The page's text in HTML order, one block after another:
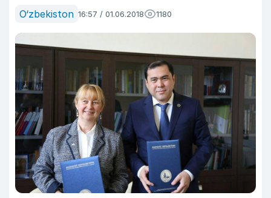
O‘zbekiston 16:57 / 01.06.2018 1180